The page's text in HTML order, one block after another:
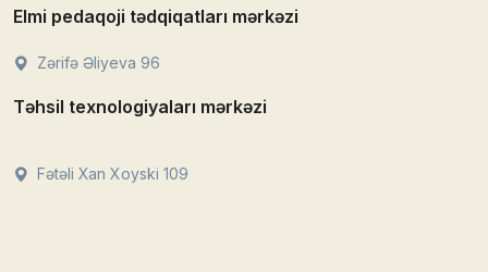
Elmi pedaqoji tədqiqatları mərkəzi
Zərifə Əliyeva 96
Təhsil texnologiyaları mərkəzi
Fətəli Xan Xoyski 109